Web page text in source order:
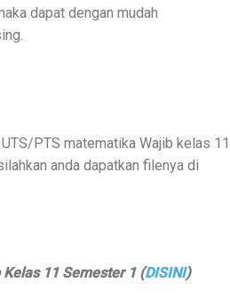
dapat dengan mudah
PTS matematika Wajib kelas 11
anda dapatkan filenya di
11 Semester 1 (DISINI)